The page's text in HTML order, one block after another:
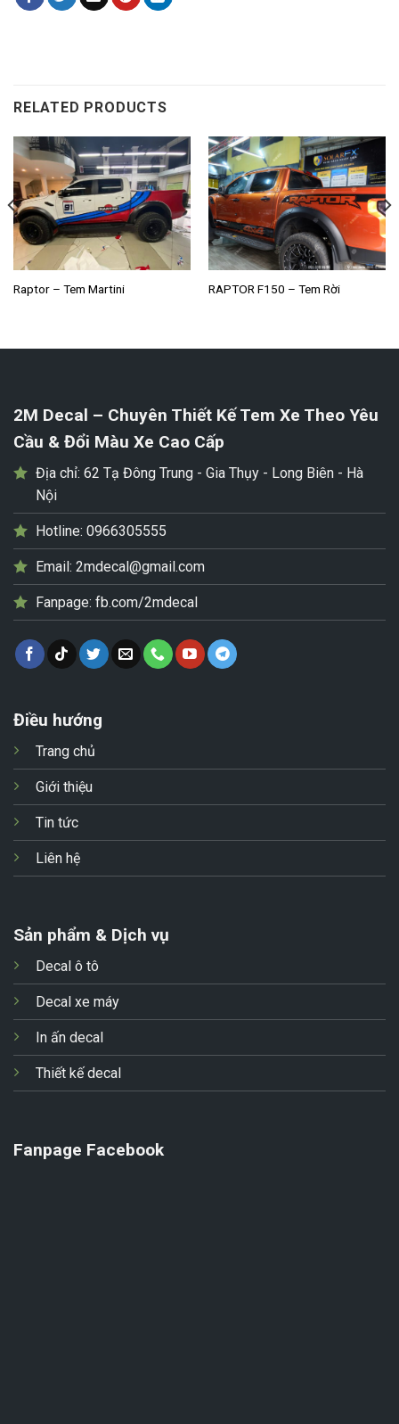
RELATED PRODUCTS
Raptor – Tem Martini RAPTOR F150 – Tem Rời
2M Decal – Chuyên Thiết Kế Tem Xe Theo Yêu
Cầu & Đổi Màu Xe Cao Cấp
Địa chỉ: 62 Tạ Đông Trung - Gia Thụy - Long Biên - Hà
Nội
Hotline: 0966305555
Email: 2mdecal@gmail.com
Fanpage: fb.com/2mdecal
Điều hướng
Trang chủ
Giới thiệu
Tin tức
Liên hệ
Sản phẩm & Dịch vụ
Decal ô tô
Decal xe máy
In ấn decal
Thiết kế decal
Fanpage Facebook